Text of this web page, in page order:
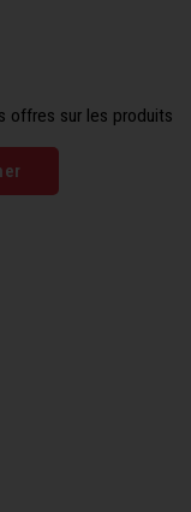
offres sur les produits